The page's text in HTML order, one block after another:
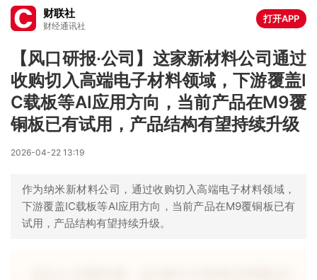
财联社
财经通讯社
打开APP
【风口研报·公司】这家新材料公司通过
收购切入高端电子材料领域，下游覆盖I
C载板等AI应用方向，当前产品在M9覆
铜板已有试用，产品结构有望持续升级
2026-04-22 13:19
作为纳米新材料公司，通过收购切入高端电子材料领域，
下游覆盖IC载板等AI应用方向，当前产品在M9覆铜板已有
试用，产品结构有望持续升级。